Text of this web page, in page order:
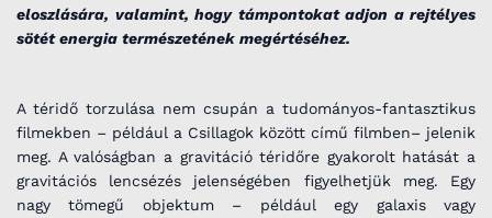
eloszlására, valamint, hogy támpontokat adjon a rejtélyes
sötét energia természetének megértéséhez.
A téridő torzulása nem csupán a tudományos-fantasztikus
filmekben – például a Csillagok között című filmben– jelenik
meg. A valóságban a gravitáció téridőre gyakorolt hatását a
gravitációs lencsézés jelenségében figyelhetjük meg. Egy
nagy tömegű objektum – például egy galaxis vagy